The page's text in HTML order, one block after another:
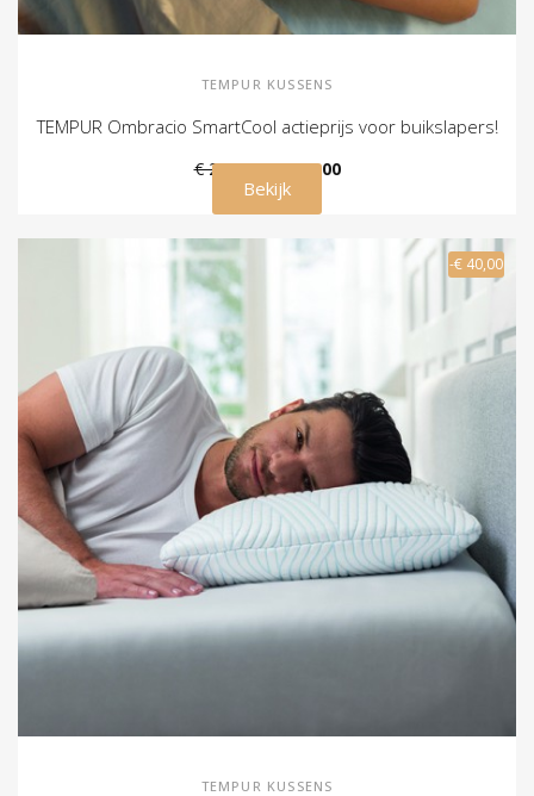
TEMPUR KUSSENS
TEMPUR Ombracio SmartCool actieprijs voor buikslapers!
€ 219,00 € 135,00
Bekijk
-€ 40,00
TEMPUR KUSSENS